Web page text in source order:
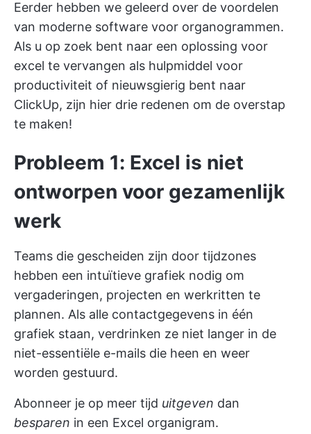
Eerder hebben we geleerd over de voordelen
van moderne software voor organogrammen.
Als u op zoek bent naar een oplossing voor
excel te vervangen als hulpmiddel voor
productiviteit of nieuwsgierig bent naar
ClickUp, zijn hier drie redenen om de overstap
te maken!
Probleem 1: Excel is niet
ontworpen voor gezamenlijk
werk
Teams die gescheiden zijn door tijdzones
hebben een intuïtieve grafiek nodig om
vergaderingen, projecten en werkritten te
plannen. Als alle contactgegevens in één
grafiek staan, verdrinken ze niet langer in de
niet-essentiële e-mails die heen en weer
worden gestuurd.
Abonneer je op meer tijd uitgeven dan
besparen in een Excel organigram.